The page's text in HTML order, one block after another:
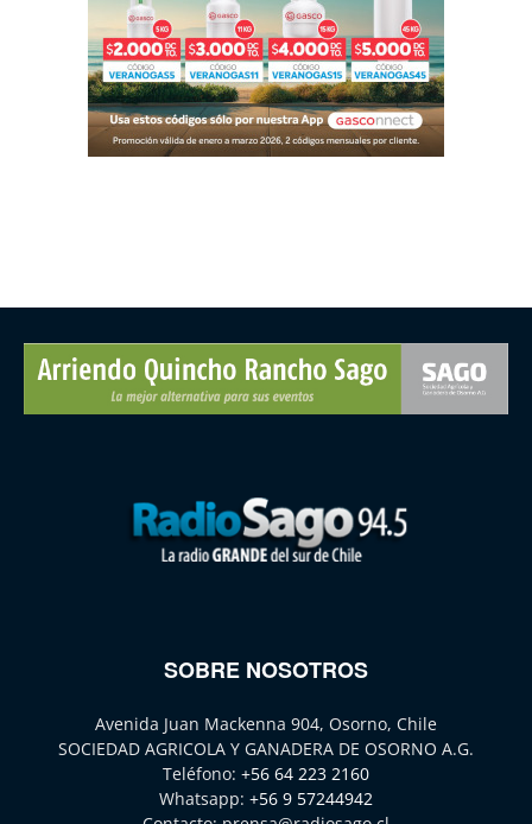
SOBRE NOSOTROS
Avenida Juan Mackenna 904, Osorno, Chile
SOCIEDAD AGRICOLA Y GANADERA DE OSORNO A.G.
Teléfono: +56 64 223 2160
Whatsapp: +56 9 57244942